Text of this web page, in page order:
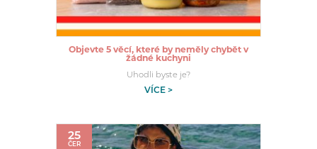
Objevte 5 věcí, které by neměly chybět v
žádné kuchyni
Uhodli byste je?
VÍCE >
25
ČER